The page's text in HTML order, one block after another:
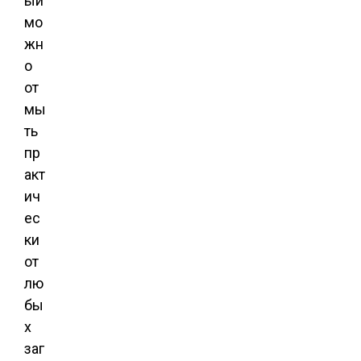
мо
жн
о
от
мы
ть
пр
акт
ич
ес
ки
от
лю
бы
х
заг